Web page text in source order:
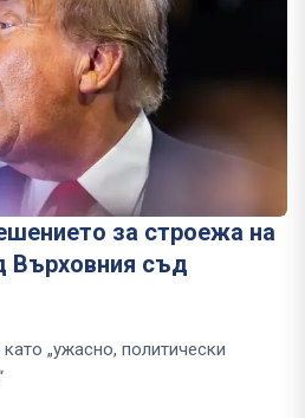
за строежа на
Върховния съд
„ужасно, политически